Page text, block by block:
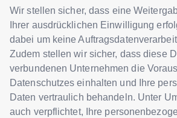
Wir stellen sicher, dass eine
Ihrer ausdrücklichen Einwilligung
dabei um keine
Zudem stellen wir sicher, dass diese
verbundenen Unternehmen die
Datenschutzes einhalten und Ihre
Daten vertraulich behandeln. Unter
auch verpflichtet, Ihre